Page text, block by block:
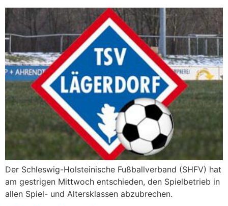
Der Schleswig-Holsteinische Fußballverband (SHFV) hat
am gestrigen Mittwoch entschieden, den Spielbetrieb in
allen Spiel- und Altersklassen abzubrechen.